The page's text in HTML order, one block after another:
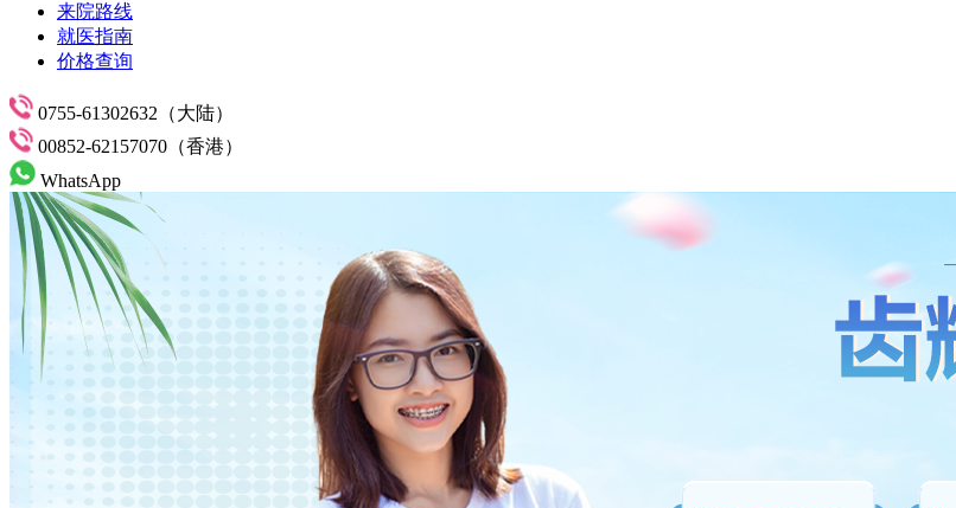
来院路线
就医指南
价格查询
0755-61302632（大陆）
00852-62157070（香港）
WhatsApp